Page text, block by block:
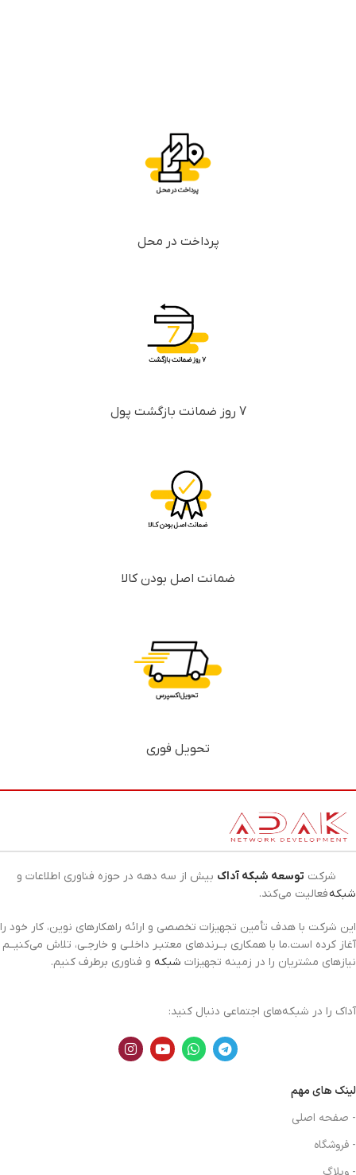
پرداخت در محل
7 روز ضمانت بازگشت پول
ضمانت اصل بودن کالا
تحویل فوری
شرکت توسعه شبکه آداک بیش از سه دهه در حوزه فناوری اطلاعات و
شبکهفعالیت می‌کند.
این شرکت با هدف تأمین تجهیزات تخصصی و ارائه راهکارهای نوین، کار خود را
آغاز کرده است.ما با همکاری بــرندهای معتبـر داخلـی و خارجـی، تلاش می‌کنیــم
نیازهای مشتریان را در زمینه تجهیزات شبکه و فناوری برطرف کنیم.
آداک را در شبکه‌های اجتماعی دنبال کنید:
لینک های مهم
- صفحه اصلی
- فروشگاه